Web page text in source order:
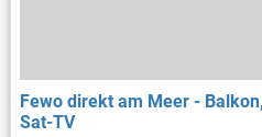
Fewo direkt am Meer -
Sat-TV